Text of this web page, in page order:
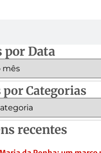
por Data
Categorias
recentes